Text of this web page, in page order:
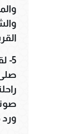
5-
ورد